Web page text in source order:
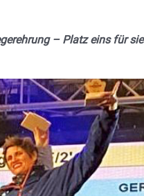
– Platz eins für sie